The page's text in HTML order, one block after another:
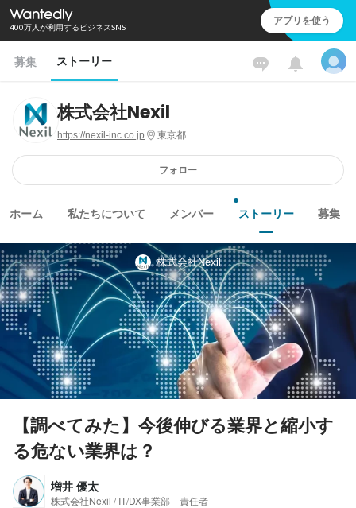
400万人が利用するビジネスSNS アプリを使う
募集 ストーリー
株式会社Nexil
https://nexil-inc.co.jp 東京都
フォロー
ホーム 私たちについて メンバー ストーリー 募集
株式会社Nexil
【調べてみた】今後伸びる業界と縮小す
る危ない業界は？
増井 優太
株式会社Nexil / IT/DX事業部 責任者